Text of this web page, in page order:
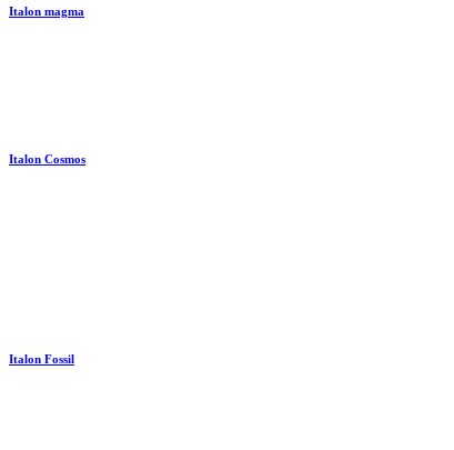
Italon magma
Italon Cosmos
Italon Fossil